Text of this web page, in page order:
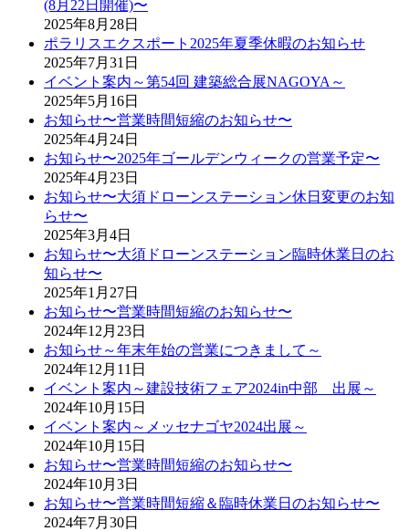
(8月22日開催)〜
2025年8月28日
ポラリスエクスポート2025年夏季休暇のお知らせ
2025年7月31日
イベント案内～第54回 建築総合展NAGOYA～
2025年5月16日
お知らせ〜営業時間短縮のお知らせ〜
2025年4月24日
お知らせ〜2025年ゴールデンウィークの営業予定〜
2025年4月23日
お知らせ〜大須ドローンステーション休日変更のお知
らせ〜
2025年3月4日
お知らせ〜大須ドローンステーション臨時休業日のお
知らせ〜
2025年1月27日
お知らせ〜営業時間短縮のお知らせ〜
2024年12月23日
お知らせ～年末年始の営業につきまして～
2024年12月11日
イベント案内～建設技術フェア2024in中部 出展～
2024年10月15日
イベント案内～メッセナゴヤ2024出展～
2024年10月15日
お知らせ〜営業時間短縮のお知らせ〜
2024年10月3日
お知らせ〜営業時間短縮＆臨時休業日のお知らせ〜
2024年7月30日